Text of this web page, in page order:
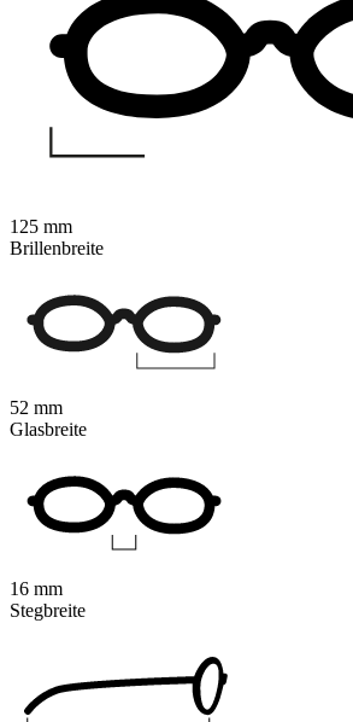
125 mm
Brillenbreite
52 mm
Glasbreite
16 mm
Stegbreite